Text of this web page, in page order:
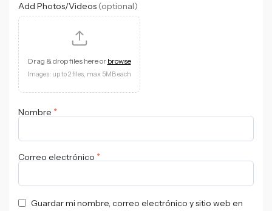
Add Photos/Videos (optional)
Drag & drop files here or browse
Images: up to 2 files, max 5MB each
Nombre *
Correo electrónico *
Guardar mi nombre, correo electrónico y sitio web en